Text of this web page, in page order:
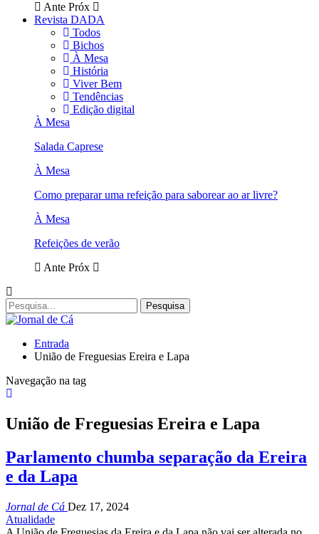
Ante Próx
Revista DADA
Todos
Bichos
À Mesa
História
Viver Bem
Tendências
Edição digital
À Mesa
Salada Caprese
À Mesa
Como preparar uma refeição para saborear ao ar livre?
À Mesa
Refeições de verão
Ante Próx
Entrada
União de Freguesias Ereira e Lapa
Navegação na tag
União de Freguesias Ereira e Lapa
Parlamento chumba separação da Ereira
e da Lapa
Jornal de Cá Dez 17, 2024
Atualidade